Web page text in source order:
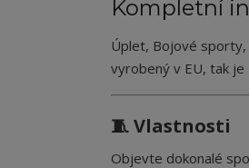
Kompletní
Úplet, Bojové
vyrobený v EU, tak je
🧵 Vlastnosti
Objevte dokonalé